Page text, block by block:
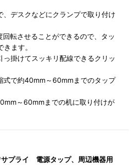
デスクなどにクランプで取り付け
転させることができるので、タッ
ます。
掛けてスッキリ配線できるクリッ
式で約40mm～60mmまでのタップ
～60mmまでの机に取り付けが
サプライ 電源タップ、周辺機器用